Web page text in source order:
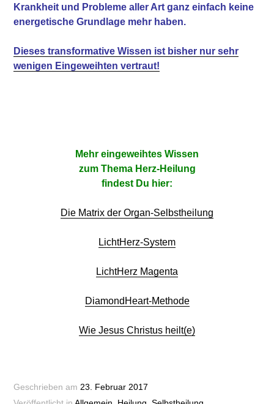
Krankheit und Probleme aller Art ganz einfach keine
energetischeGrundlage mehr haben.
Dieses transformative Wissen ist bisher nur sehr
wenigen Eingeweihten vertraut!
Mehr eingeweihtes Wissen
zum Thema Herz-Heilung
findest Du hier:
Die Matrix der Organ-Selbstheilung
LichtHerz-System
LichtHerz Magenta
DiamondHeart-Methode
Wie Jesus Christus heilt(e)
Geschrieben am23. Februar 2017